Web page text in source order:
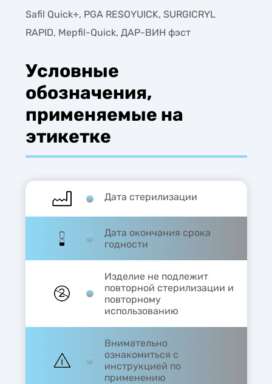
Safil Quick+, PGA RESOYUICK, SURGICRYL
RAPID, Mepfil-Quick, ДАР-ВИН фэст
Условные
обозначения,
применяемые на
этикетке
Дата стерилизации
Дата окончания срока
годности
Изделие не подлежит
повторной стерилизации и
повторному
использованию
Внимательно
ознакомиться с
инструкцией по
применению